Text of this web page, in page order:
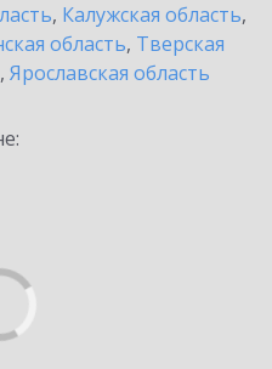
, Калужская область,
область, Тверская
, Ярославская область